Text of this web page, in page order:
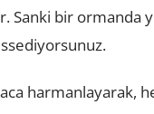
Sanki bir ormanda
harmanlayarak,